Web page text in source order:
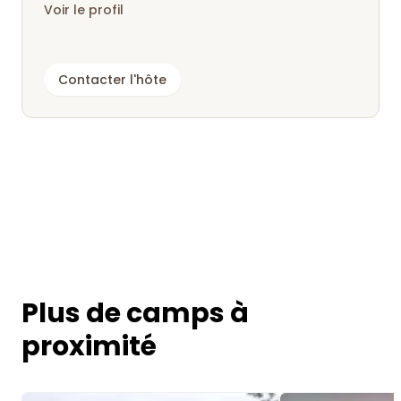
Voir le profil
Contacter l'hôte
Plus de camps à
proximité